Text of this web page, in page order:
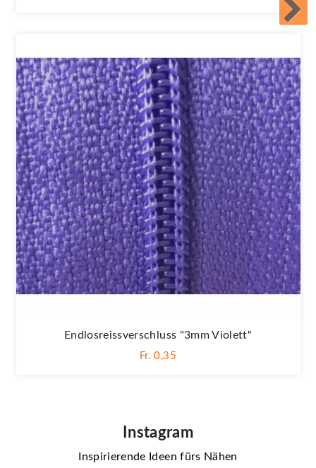
Endlosreissverschluss "3mm Violett"
Fr. 0,35
Instagram
Inspirierende Ideen fürs Nähen